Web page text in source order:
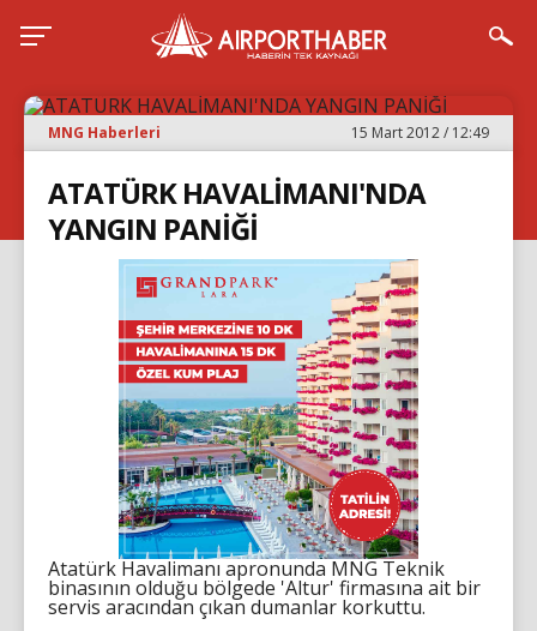
MNG Haberleri 15 Mart 2012 / 12:49
ATATÜRK HAVALİMANI'NDA
YANGIN PANİĞİ
Atatürk Havalimanı apronunda MNG Teknik
binasının olduğu bölgede 'Altur' firmasına ait bir
servis aracından çıkan dumanlar korkuttu.